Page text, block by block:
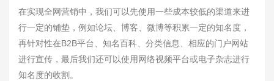
在实现全网营销中，我们可以先使用一些成本较低的渠道来进
行一定的铺垫，例如论坛、博客、微博等积累一定的知名度，
再针对性在B2B平台、知名百科、分类信息、相应的门户网站
进行宣传，最后我们还可以使用网络视频平台或电子杂志进行
知名度的收割。